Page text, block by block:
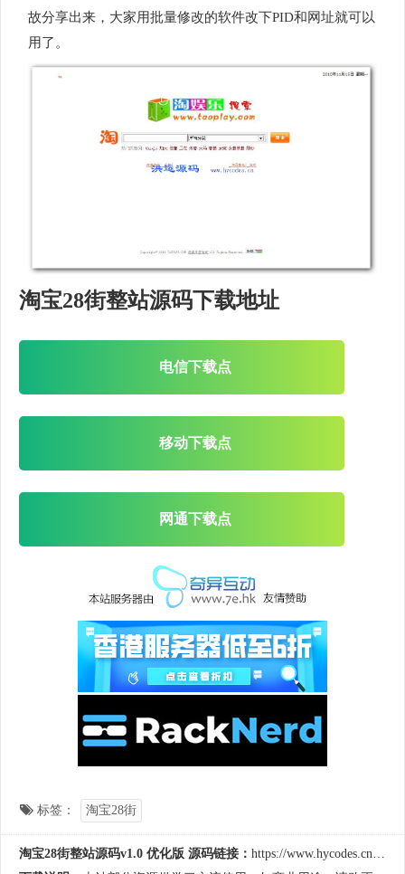
故分享出来，大家用批量修改的软件改下PID和网址就可以
用了。
淘宝28街整站源码下载地址
电信下载点
移动下载点
网通下载点
标签： 淘宝28街
淘宝28街整站源码v1.0 优化版 源码链接： https://www.hycodes.cn/shop/5125.html